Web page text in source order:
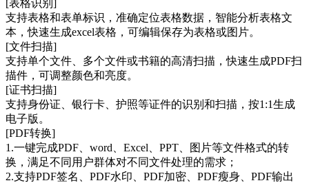
[表格识别]
支持表格和表单标识，准确定位表格数据，智能分析表格文
本，快速生成excel表格，可编辑保存为表格或图片。
[文件扫描]
支持单个文件、多个文件或书籍的高清扫描，快速生成PDF扫
描件，可调整颜色和亮度。
[证书扫描]
支持身份证、银行卡、护照等证件的识别和扫描，按1:1生成
电子版。
[PDF转换]
1.一键完成PDF、word、Excel、PPT、图片等文件格式的转
换，满足不同用户群体对不同文件处理的需求；
2.支持PDF签名、PDF水印、PDF加密、PDF瘦身、PDF输出